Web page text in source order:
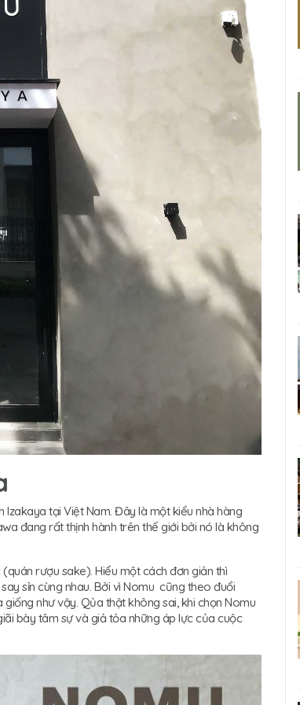
tại Việt Nam. Đây là một kiểu nhà hàng
đang rất thịnh hành trên thế giới bởi nó là không
rượu sake). Hiểu một cách đơn giản thì
sỉn cùng nhau. Bởi vì Nomu cũng theo đuổi
như vậy. Qủa thật không sai, khi chọn Nomu
bày tâm sự và giả tỏa những áp lực của cuộc